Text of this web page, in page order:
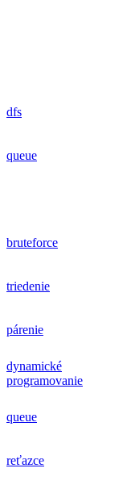
dfs
queue
bruteforce
triedenie
párenie
dynamické
programovanie
queue
reťazce